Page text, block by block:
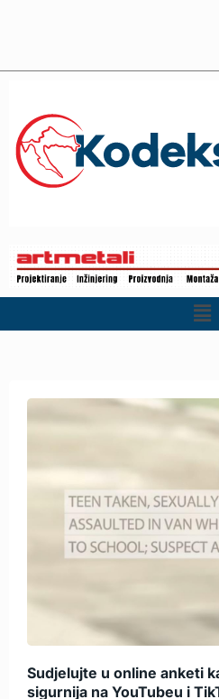
Sudjelujte u online anketi
sigurnija na YouTubeu i